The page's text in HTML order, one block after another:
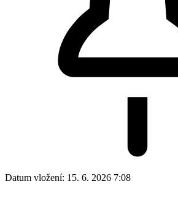
Datum vložení: 15. 6. 2026 7:08